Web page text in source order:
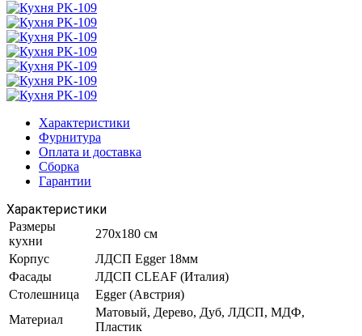
Характеристики
Фурнитура
Оплата и доставка
Сборка
Гарантии
Характеристики
Размеры
кухни
270х180 см
Корпус
ЛДСП Egger 18мм
Фасады
ЛДСП CLEAF (Италия)
Столешница
Egger (Австрия)
Материал
Матовый, Дерево, Дуб, ЛДСП, МДФ,
Пластик